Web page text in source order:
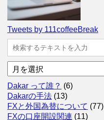
Tweets by 111coffeeBreak
ア
ー
カ
イ
ブ
Dakar って誰？ (6)
Dakarの手法 (13)
FXと外国為替について (77)
FXの口座開設関連 (11)